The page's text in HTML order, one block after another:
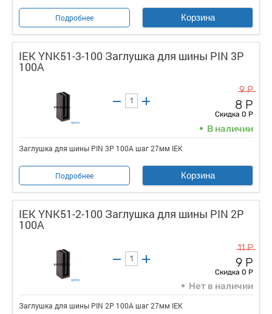
Подробнее Корзина
IEK YNK51-3-100 Заглушка для шины PIN 3Р
100А
9 Р
8 Р
Скидка 0 Р
В наличии
Заглушка для шины PIN 3Р 100А шаг 27мм IEK
Подробнее Корзина
IEK YNK51-2-100 Заглушка для шины PIN 2Р
100А
11 Р
9 Р
Скидка 0 Р
Нет в наличии
Заглушка для шины PIN 2Р 100А шаг 27мм IEK